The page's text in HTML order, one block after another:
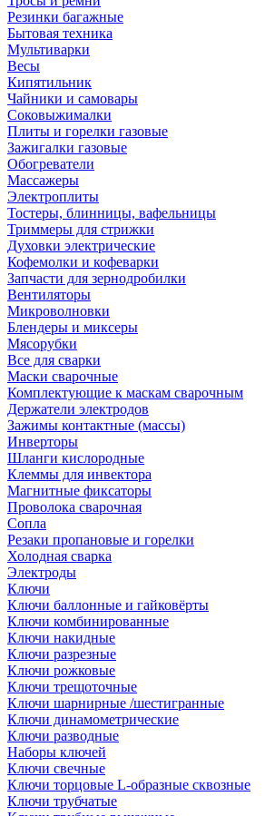
Резинки багажные
Бытовая техника
Мультиварки
Весы
Кипятильник
Чайники и самовары
Соковыжималки
Плиты и горелки газовые
Зажигалки газовые
Обогреватели
Массажеры
Электроплиты
Тостеры, блинницы, вафельницы
Триммеры для стрижки
Духовки электрические
Кофемолки и кофеварки
Запчасти для зернодробилки
Вентиляторы
Микроволновки
Блендеры и миксеры
Мясорубки
Все для сварки
Маски сварочные
Комплектующие к маскам сварочным
Держатели электродов
Зажимы контактные (массы)
Инверторы
Шланги кислородные
Клеммы для инвектора
Магнитные фиксаторы
Проволока сварочная
Сопла
Резаки пропановые и горелки
Холодная сварка
Электроды
Ключи
Ключи баллонные и гайковёрты
Ключи комбинированные
Ключи накидные
Ключи разрезные
Ключи рожковые
Ключи трещоточные
Ключи шарнирные /шестигранные
Ключи динамометрические
Ключи разводные
Наборы ключей
Ключи свечные
Ключи торцовые L-образные сквозные
Ключи трубчатые